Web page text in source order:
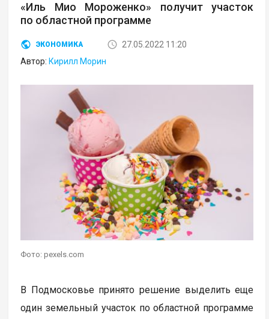
«Иль Мио Мороженко» получит участок
по областной программе
ЭКОНОМИКА
27.05.2022 11:20
Автор: Кирилл Морин
Фото: pexels.com
В Подмосковье принято решение выделить еще
один земельный участок по областной программе